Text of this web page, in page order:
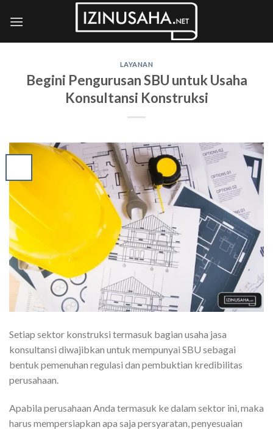
LAYANAN
Begini Pengurusan SBU untuk Usaha
Konsultansi Konstruksi
Setiap sektor konstruksi termasuk bagian usaha jasa
konsultansi diwajibkan untuk mempunyai SBU sebagai
bentuk pemenuhan regulasi dan pembuktian kredibilitas
perusahaan.
Apabila perusahaan Anda termasuk ke dalam sektor ini, maka
harus mempersiapkan apa saja persyaratan, penyesuaian